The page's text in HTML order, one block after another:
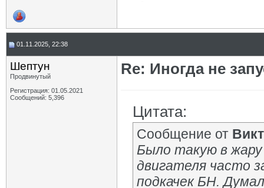
01.11.2025, 22:38
Шептун
Продвинутый
Регистрация: 01.05.2021
Сообщений: 5,396
Re: Иногда не
Цитата:
Сообщение от
Было такую в жару
двигателя часто
подкачек БН.